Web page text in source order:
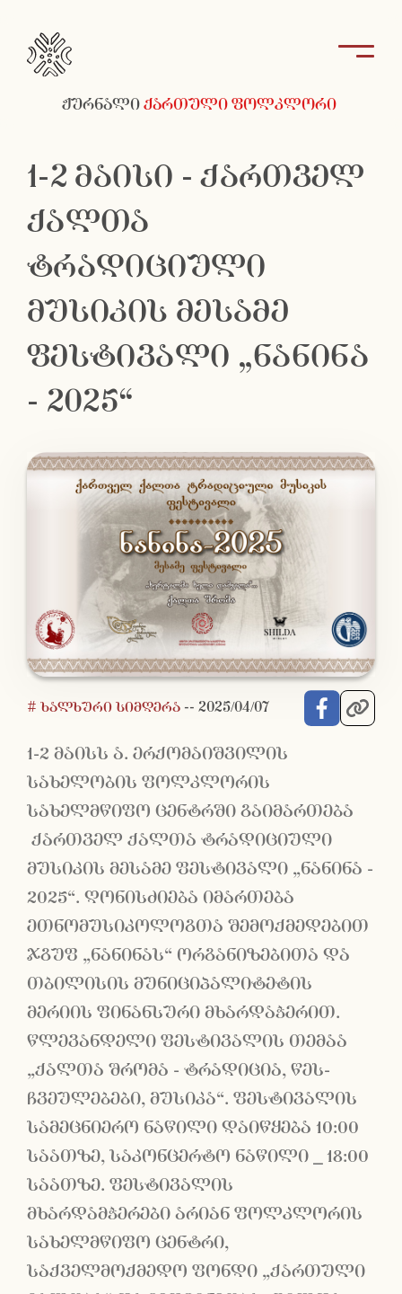
ჟურნალიქართული ფოლკლორი
1-2 მაისი - ქართველ
ქალთა
ტრადიციული
მუსიკის მესამე
ფესტივალი „ნანინა
- 2025“
# ხალხური სიმღერა -- 2025/04/07
1-2 მაისს ა. ერქომაიშვილის
სახელობის ფოლკლორის
სახელმწიფო ცენტრში გაიმართება
ქართველ ქალთა ტრადიციული
მუსიკის მესამე ფესტივალი „ნანინა -
2025“. ღონისძიება იმართება
ეთნომუსიკოლოგთა შემოქმედებით
ჯგუფ „ნანინას“ ორგანიზებითა და
თბილისის მუნიციპალიტეტის
მერიის ფინანსური მხარდაჭერით.
წლევანდელი ფესტივალის თემაა
„ქალთა შრომა - ტრადიცია, წეს-
ჩვეულებები, მუსიკა“. ფესტივალის
სამეცნიერო ნაწილი დაიწყება 10:00
საათზე, საკონცერტო ნაწილი
18:00
საათზე. ფესტივალის
მხარდამჭერები არიან ფოლკლორის
სახელმწიფო ცენტრი,
საქველმოქმედო ფონდი „ქართული